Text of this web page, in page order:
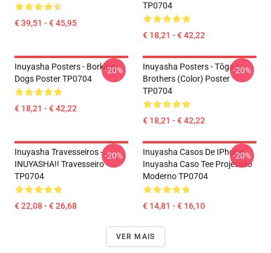
€ 39,51 - € 45,95
TP0704
€ 18,21 - € 42,22
Inuyasha Posters - Borking
Dogs Poster TP0704
€ 18,21 - € 42,22
-20%
Inuyasha Posters - Tōga's
Brothers (color) Poster
TP0704
€ 18,21 - € 42,22
-20%
Inuyasha Travesseiros -
INUYASHA!! Travesseiro
TP0704
€ 22,08 - € 26,68
-20%
Inuyasha Casos De IPhone -
Inuyasha Caso Tee Projetado
Moderno TP0704
€ 14,81 - € 16,10
-20%
VER MAIS